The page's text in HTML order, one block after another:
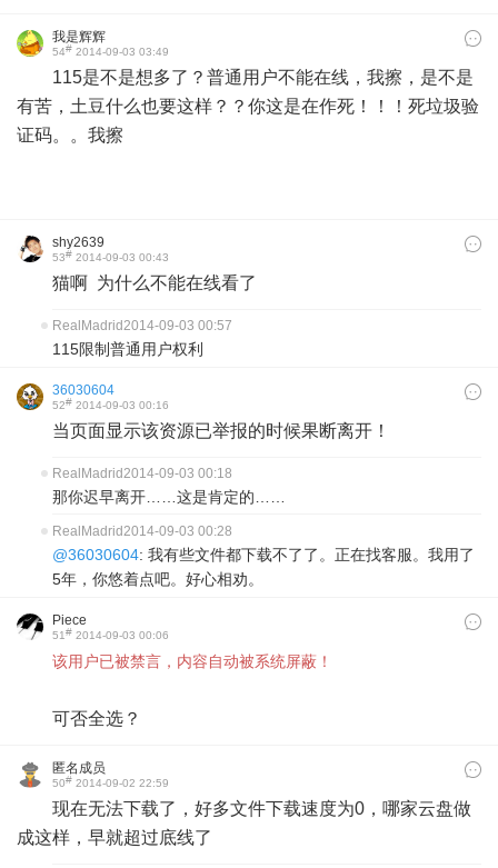
我是辉辉
54# 2014-09-03 03:49
115是不是想多了？普通用户不能在线，我擦，是不是
有苦，土豆什么也要这样？？你这是在作死！！！死垃圾验
证码。。我擦
shy2639
53# 2014-09-03 00:43
猫啊 为什么不能在线看了
RealMadrid2014-09-03 00:57
115限制普通用户权利
36030604
52# 2014-09-03 00:16
当页面显示该资源已举报的时候果断离开！
RealMadrid2014-09-03 00:18
那你迟早离开……这是肯定的……
RealMadrid2014-09-03 00:28
@36030604: 我有些文件都下载不了了。正在找客服。我用了
5年，你悠着点吧。好心相劝。
Piece
51# 2014-09-03 00:06
​该用户已被禁言，内容自动被系统屏蔽！
可否全选？
匿名成员
50# 2014-09-02 22:59
现在无法下载了，好多文件下载速度为0，哪家云盘做
成这样，早就超过底线了